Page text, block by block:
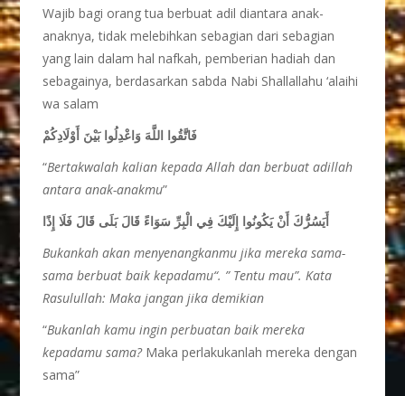
Wajib bagi orang tua berbuat adil diantara anak-
anaknya, tidak melebihkan sebagian dari sebagian
yang lain dalam hal nafkah, pemberian hadiah dan
sebagainya, berdasarkan sabda Nabi Shallallahu ‘alaihi
wa salam
فَاتَّقُوا اللَّهَ وَاعْدِلُوا بَيْنَ أَوْلَادِكُمْ
“Bertakwalah kalian kepada Allah dan berbuat adillah
antara anak-anakmu”
أَيَسُرُّكَ أَنْ يَكُونُوا إِلَيْكَ فِي الْبِرِّ سَوَاءً قَالَ بَلَى قَالَ فَلَا إِذًا
Bukankah akan menyenangkanmu jika mereka sama-
sama berbuat baik kepadamu“. ” Tentu mau”. Kata
Rasulullah: Maka jangan jika demikian
“Bukanlah kamu ingin perbuatan baik mereka
kepadamu sama?Maka perlakukanlah mereka dengan
sama”